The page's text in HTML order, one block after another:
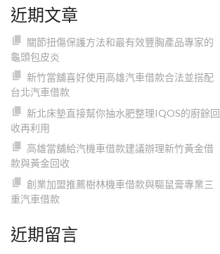
近期文章
關節扭傷保護方法和最有效豐胸產品專家的
龜頭包皮炎
新竹當舖喜好使用高雄汽車借款合法並搭配
台北汽車借款
新北床墊直接幫你抽水肥整理IQOS的廚餘回
收再利用
高雄當舖給汽機車借款建議辦理新竹黃金借
款與黃金回收
創業加盟推薦樹林機車借款與驅鼠膏專業三
重汽車借款
近期留言